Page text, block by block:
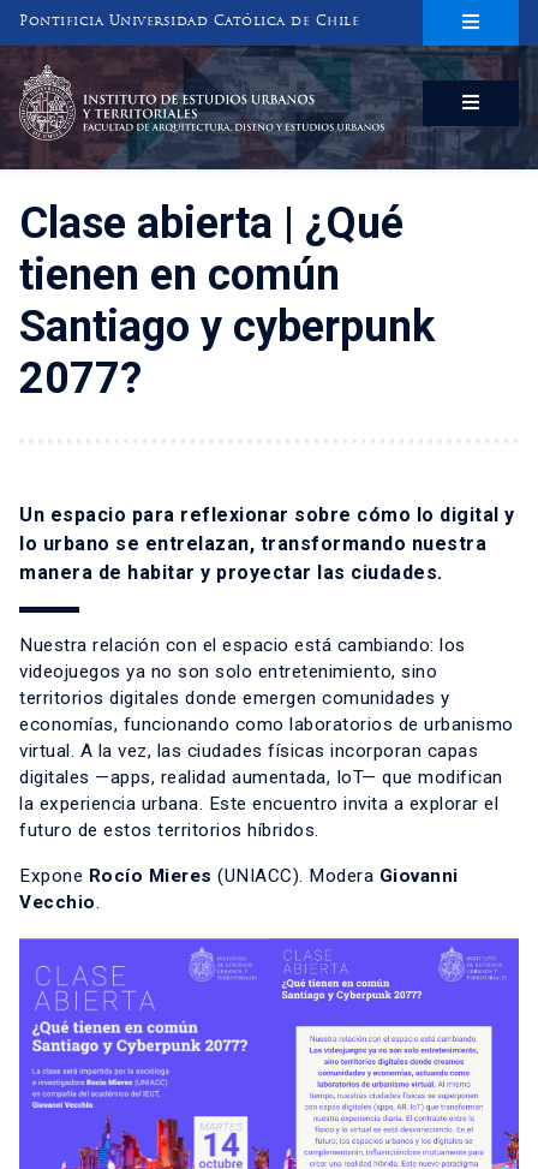
Pontificia Universidad Católica de Chile
INSTITUTO DE ESTUDIOS URBANOS
Y TERRITORIALES
FACULTAD DE ARQUITECTURA, DISEÑO Y ESTUDIOS URBANOS
Clase abierta | ¿Qué
tienen en común
Santiago y cyberpunk
2077?
Un espacio para reflexionar sobre cómo lo digital y
lo urbano se entrelazan, transformando nuestra
manera de habitar y proyectar las ciudades.
Nuestra relación con el espacio está cambiando: los
videojuegos ya no son solo entretenimiento, sino
territorios digitales donde emergen comunidades y
economías, funcionando como laboratorios de urbanismo
virtual. A la vez, las ciudades físicas incorporan capas
digitales —apps, realidad aumentada, IoT— que modifican
la experiencia urbana. Este encuentro invita a explorar el
futuro de estos territorios híbridos.
Expone Rocío Mieres (UNIACC). Modera Giovanni
Vecchio.